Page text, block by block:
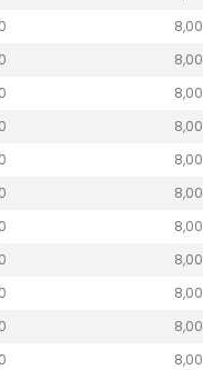
8,00
8,00
8,00
8,00
8,00
8,00
8,00
8,00
8,00
8,00
8,00